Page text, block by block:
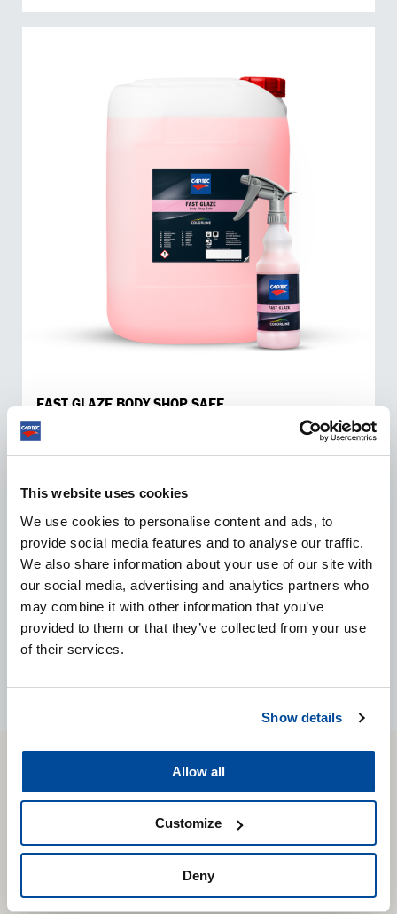
This website uses cookies
We use cookies to personalise content and ads, to
provide social media features and to analyse our traffic.
We also share information about your use of our site with
our social media, advertising and analytics partners who
may combine it with other information that you’ve
provided to them or that they’ve collected from your use
of their services.
Show details
Allow all
Customize
Deny
FAST GLAZE BODY SHOP SAFE
Dette produkt genskaber dyb og jævn glans på nye og
hurtigt, effektivt og er nemt at bruge. Et ideelt produkt
SE PRODUKT
CARTEC
WORLD